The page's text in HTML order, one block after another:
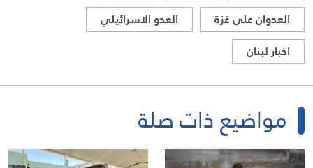
العدوان على غزة
العدو الاسرائيلي
اخبار لبنان
مواضيع ذات صلة